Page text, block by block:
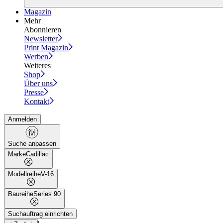
Magazin
Mehr
Abonnieren
Newsletter
Print Magazin
Werben
Weiteres
Shop
Über uns
Presse
Kontakt
Anmelden
Suche anpassen
MarkeCadillac
ModellreiheV-16
BaureiheSeries 90
Suchauftrag einrichten